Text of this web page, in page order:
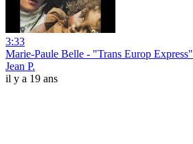
3:33
Marie-Paule Belle - "Trans Europ Express"
Jean P.
il y a 19 ans